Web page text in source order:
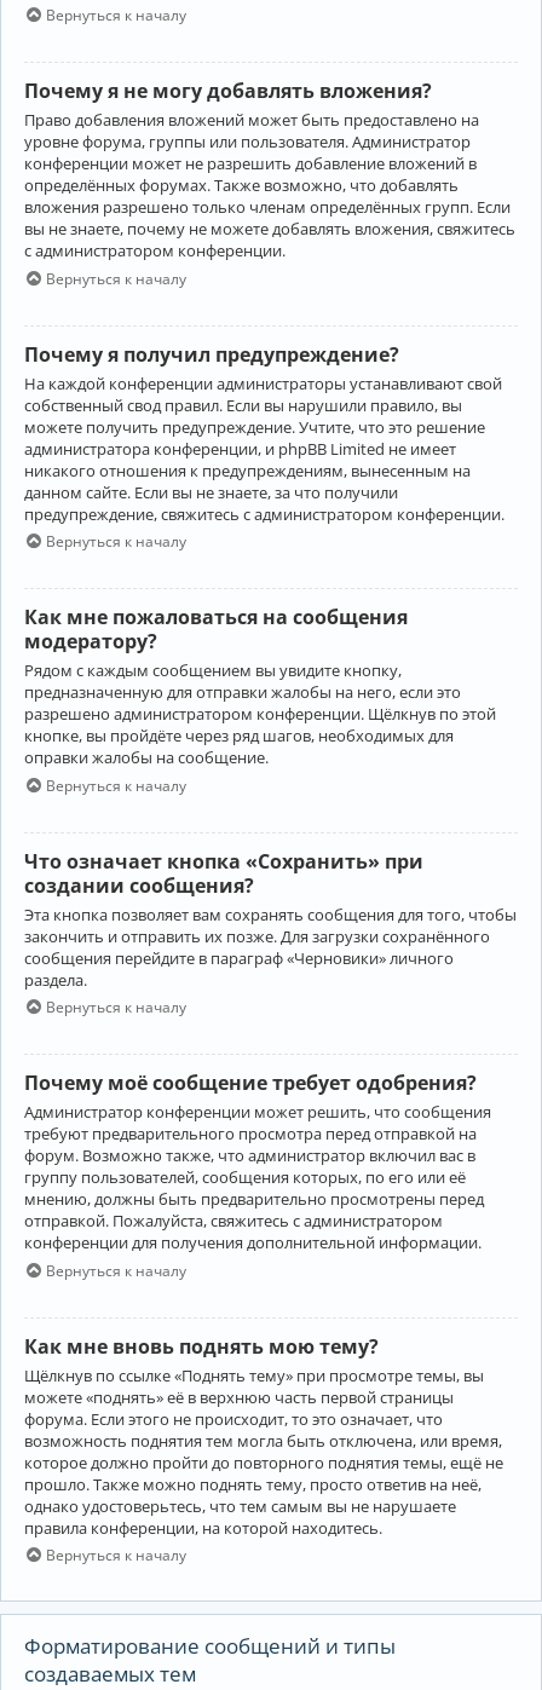
Вернуться к началу
Почему я не могу добавлять вложения?
Право добавления вложений может быть предоставлено на
уровне форума, группы или пользователя. Администратор
конференции может не разрешить добавление вложений в
определённых форумах. Также возможно, что добавлять
вложения разрешено только членам определённых групп. Если
вы не знаете, почему не можете добавлять вложения, свяжитесь
с администратором конференции.
Вернуться к началу
Почему я получил предупреждение?
На каждой конференции администраторы устанавливают свой
собственный свод правил. Если вы нарушили правило, вы
можете получить предупреждение. Учтите, что это решение
администратора конференции, и phpBB Limited не имеет
никакого отношения к предупреждениям, вынесенным на
данном сайте. Если вы не знаете, за что получили
предупреждение, свяжитесь с администратором конференции.
Вернуться к началу
Как мне пожаловаться на сообщения
модератору?
Рядом с каждым сообщением вы увидите кнопку,
предназначенную для отправки жалобы на него, если это
разрешено администратором конференции. Щёлкнув по этой
кнопке, вы пройдёте через ряд шагов, необходимых для
оправки жалобы на сообщение.
Вернуться к началу
Что означает кнопка «Сохранить» при
создании сообщения?
Эта кнопка позволяет вам сохранять сообщения для того, чтобы
закончить и отправить их позже. Для загрузки сохранённого
сообщения перейдите в параграф «Черновики» личного
раздела.
Вернуться к началу
Почему моё сообщение требует одобрения?
Администратор конференции может решить, что сообщения
требуют предварительного просмотра перед отправкой на
форум. Возможно также, что администратор включил вас в
группу пользователей, сообщения которых, по его или её
мнению, должны быть предварительно просмотрены перед
отправкой. Пожалуйста, свяжитесь с администратором
конференции для получения дополнительной информации.
Вернуться к началу
Как мне вновь поднять мою тему?
Щёлкнув по ссылке «Поднять тему» при просмотре темы, вы
можете «поднять» её в верхнюю часть первой страницы
форума. Если этого не происходит, то это означает, что
возможность поднятия тем могла быть отключена, или время,
которое должно пройти до повторного поднятия темы, ещё не
прошло. Также можно поднять тему, просто ответив на неё,
однако удостоверьтесь, что тем самым вы не нарушаете
правила конференции, на которой находитесь.
Вернуться к началу
Форматирование сообщений и типы
создаваемых тем